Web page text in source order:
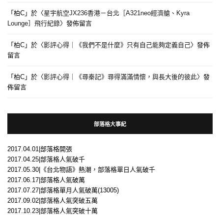
「柏C 」於〈星宇航空JX236香港－台北［A321neo經濟艙、Kyra
Lounge］飛行紀錄〉發佈留言
「柏C 」於〈影評心得｜《我們不是什麼》只有自己能夠定義自己〉發佈
留言
「柏C 」於〈影評心得｜《尋秦記》尋得滿滿情懷，與長大後的彼此〉發
佈留言
部落格大事紀
2017.04.01|部落格開張
2017.04.25|部落格人氣破千
2017.05.30|《台北物語》熱潮，部落格單日人氣破千
2017.06.17|部落格人氣破萬
2017.07.27|部落格單月人氣破萬(13005)
2017.09.02|部落格人氣突破五萬
2017.10.23|部落格人氣突破十萬